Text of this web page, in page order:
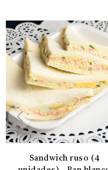
Sandwich ruso (4